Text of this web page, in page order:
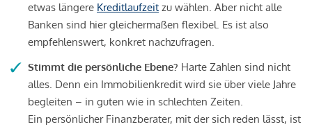
etwas längere Kreditlaufzeit zu wählen. Aber nicht alle
Banken sind hier gleichermaßen flexibel. Es ist also
empfehlenswert, konkret nachzufragen.
Stimmt die persönliche Ebene? Harte Zahlen sind nicht
alles. Denn ein Immobilienkredit wird sie über viele Jahre
begleiten – in guten wie in schlechten Zeiten.
Ein persönlicher Finanzberater, mit der sich reden lässt, ist